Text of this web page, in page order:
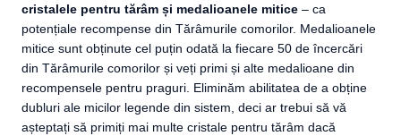
cristalele pentru tărâm și medalioanele mitice – ca
potențiale recompense din Tărâmurile comorilor. Medalioanele
mitice sunt obținute cel puțin odată la fiecare 50 de încercări
din Tărâmurile comorilor și veți primi și alte medalioane din
recompensele pentru praguri. Eliminăm abilitatea de a obține
dubluri ale micilor legende din sistem, deci ar trebui să vă
așteptați să primiți mai multe cristale pentru tărâm dacă